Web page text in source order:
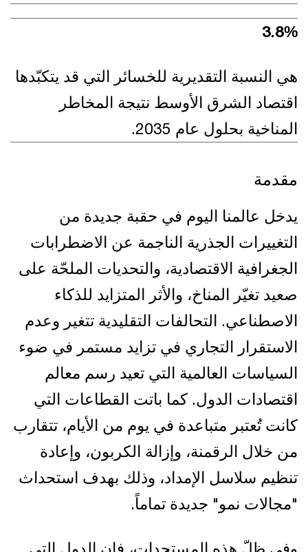
10.8%
هي النسبة التقديرية للخسائر التي قد يتكبّدها
اقتصاد الشرق الأوسط نتيجة المخاطر
المناخية بحلول عام 2035.
مقدمة
يدخل عالمنا اليوم في حقبة جديدة من
التغييرات الجذرية الناجمة عن الاضطرابات
الجغرافية الاقتصادية، والتحديات الملحّة على
صعيد تغيّر المناخ، والأثر المتزايد للذكاء
الاصطناعي. التحالفات التقليدية تتغير وعدم
الاستقرار التجاري في تزايد مستمر في ضوء
السياسات العالمية التي تعيد رسم معالم
اقتصادات الدول. كما باتت القطاعات التي
كانت تُعتبر متباعدة في يوم من الأيام، تتقارب
من خلال الرقمنة، وإزالة الكربون، وإعادة
تنظيم سلاسل الإمداد، وذلك بهدف استحداث
"مجالات نمو" جديدة تماماً.
وفي ظلّ هذه المستجدات، فإن الدول التي